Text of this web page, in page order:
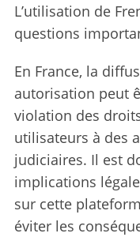
L’utilisation de
questions
En France, la
autorisation peut
violation des
utilisateurs à des
judiciaires. Il est
implications
sur cette
éviter les